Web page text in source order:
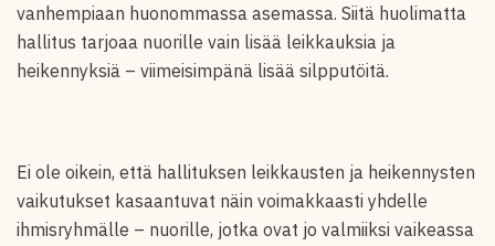
vanhempiaan huonommassa asemassa. Siitä huolimatta
hallitus tarjoaa nuorille vain lisää leikkauksia ja
heikennyksiä – viimeisimpänä lisää silpputöitä.
Ei ole oikein, että hallituksen leikkausten ja heikennysten
vaikutukset kasaantuvat näin voimakkaasti yhdelle
ihmisryhmälle – nuorille, jotka ovat jo valmiiksi vaikeassa